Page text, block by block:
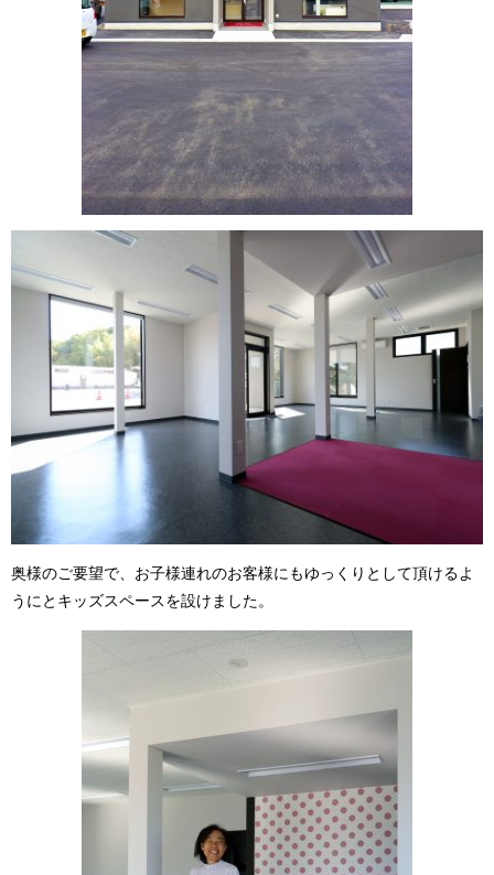
奥様のご要望で、お子様連れのお客様にもゆっくりとして頂けるよ
うにとキッズスペースを設けました。